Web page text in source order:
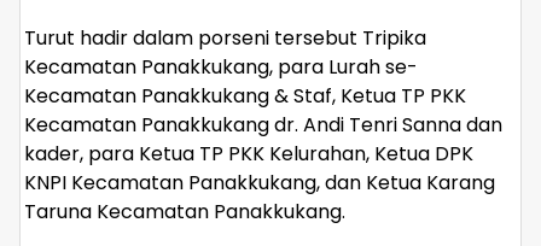
Turut hadir dalam porseni tersebut Tripika
Kecamatan Panakkukang, para Lurah se-
Kecamatan Panakkukang & Staf, Ketua TP PKK
Kecamatan Panakkukang dr. Andi Tenri Sanna dan
kader, para Ketua TP PKK Kelurahan, Ketua DPK
KNPI Kecamatan Panakkukang, dan Ketua Karang
Taruna Kecamatan Panakkukang.